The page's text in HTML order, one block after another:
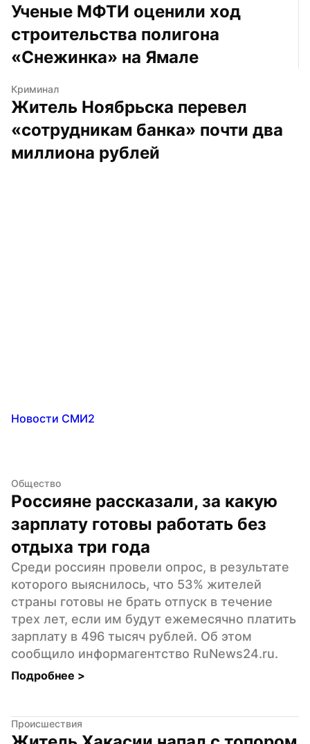
Ученые МФТИ оценили ход
строительства полигона
«Снежинка» на Ямале
Криминал
Житель Ноябрьска перевел
«сотрудникам банка» почти два
миллиона рублей
Новости СМИ2
Общество
Россияне рассказали, за какую
зарплату готовы работать без
отдыха три года
Среди россиян провели опрос, в результате
которого выяснилось, что 53% жителей
страны готовы не брать отпуск в течение
трех лет, если им будут ежемесячно платить
зарплату в 496 тысяч рублей. Об этом
сообщило информагентство RuNews24.ru.
Подробнее >
Происшествия